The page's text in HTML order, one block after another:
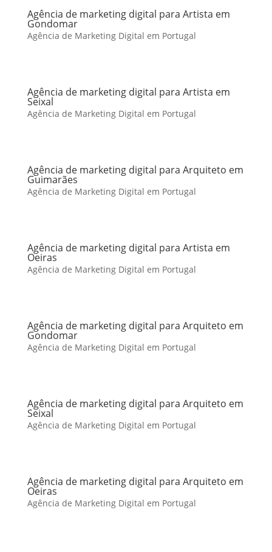
Agência de marketing digital para Artista em
Gondomar
Agência de Marketing Digital em Portugal
Agência de marketing digital para Artista em
Seixal
Agência de Marketing Digital em Portugal
Agência de marketing digital para Arquiteto em
Guimarães
Agência de Marketing Digital em Portugal
Agência de marketing digital para Artista em
Oeiras
Agência de Marketing Digital em Portugal
Agência de marketing digital para Arquiteto em
Gondomar
Agência de Marketing Digital em Portugal
Agência de marketing digital para Arquiteto em
Seixal
Agência de Marketing Digital em Portugal
Agência de marketing digital para Arquiteto em
Oeiras
Agência de Marketing Digital em Portugal